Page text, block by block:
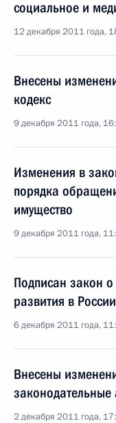
социальное и
12 декабря 2011 года,
Внесены
кодекс
9 декабря 2011 года,
Изменения в
порядка
имущество
9 декабря 2011 года,
Подписан закон о
развития в России
6 декабря 2011 года,
Внесены
законодательные
2 декабря 2011 года,